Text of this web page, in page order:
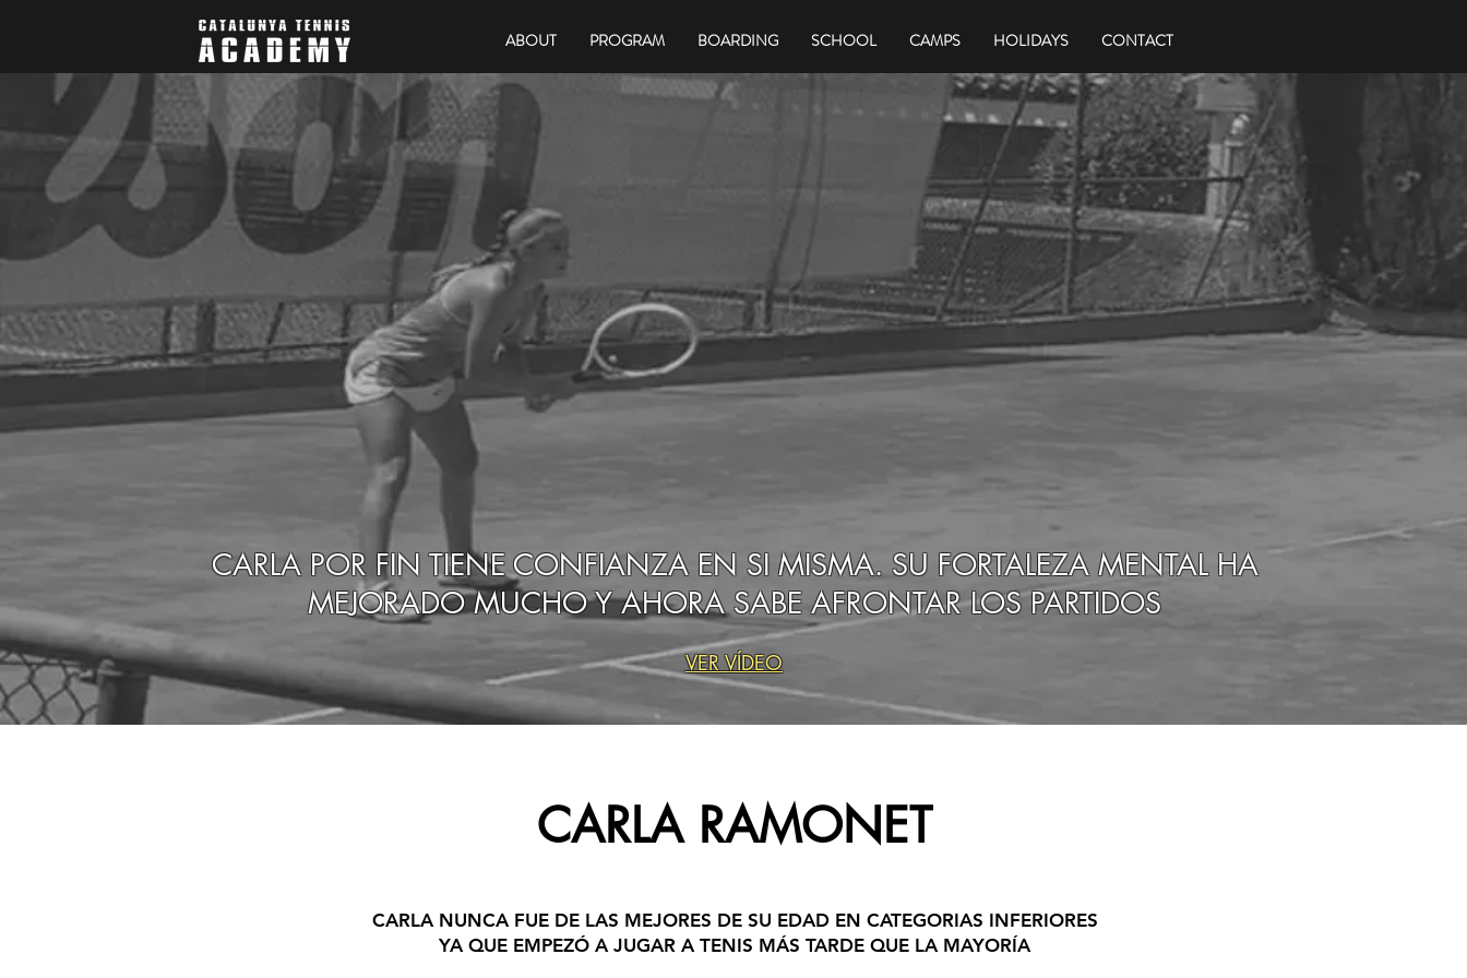
ABOUT PROGRAM BOARDING SCHOOL CAMPS HOLIDAYS CONTACT
CARLA POR FIN TIENE CONFIANZA EN SI MISMA. SU FORTALEZA MENTAL HA
MEJORADO MUCHO Y AHORA SABE AFRONTAR LOS PARTIDOS
VER VÍDEO
CARLA RAMONET
CARLA NUNCA FUE DE LAS MEJORES DE SU EDAD EN CATEGORIAS INFERIORES
YA QUE EMPEZÓ A JUGAR A TENIS MÁS TARDE QUE LA MAYORÍA